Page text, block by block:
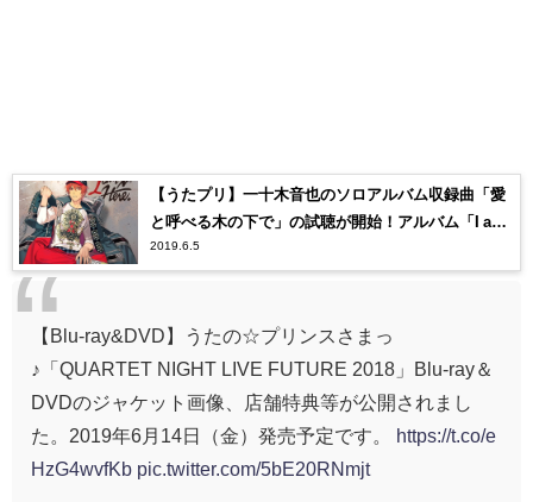
【うたプリ】一十木音也のソロアルバム収録曲「愛
と呼べる木の下で」の試聴が開始！アルバム「I am
Here.」は6月5日発売！【うたの☆プリンスさまっ
♪】
2019.6.5
【Blu-ray&DVD】うたの☆プリンスさまっ
♪「QUARTET NIGHT LIVE FUTURE 2018」Blu-ray＆
DVDのジャケット画像、店舗特典等が公開されまし
た。2019年6月14日（金）発売予定です。
https://t.co/e
HzG4wvfKb pic.twitter.com/5bE20RNmjt